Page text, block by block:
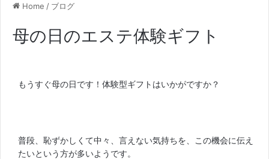
Home / ブログ
母の日のエステ体験ギフト
もうすぐ母の日です！体験型ギフトはいかがですか？
普段、恥ずかしくて中々、言えない気持ちを、この機会に伝え
たいという方が多いようです。